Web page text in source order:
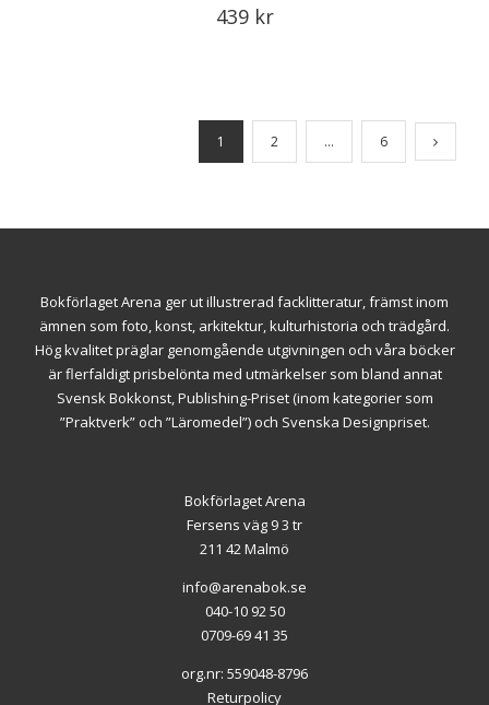
439 kr
1 2 … 6
Bokförlaget Arena ger ut illustrerad facklitteratur, främst inom
ämnen som foto, konst, arkitektur, kulturhistoria och trädgård.
Hög kvalitet präglar genomgående utgivningen och våra böcker
är flerfaldigt prisbelönta med utmärkelser som bland annat
Svensk Bokkonst, Publishing-Priset (inom kategorier som
”Praktverk” och ”Läromedel”) och Svenska Designpriset.
Bokförlaget Arena
Fersens väg 9 3 tr
211 42 Malmö
info@arenabok.se
040-10 92 50
0709-69 41 35
org.nr: 559048-8796
Returpolicy